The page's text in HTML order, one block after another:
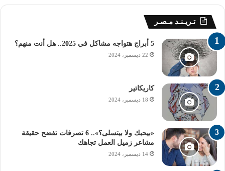
تـريـنـد مـصـر
5 أبراج هتواجه مشاكل في 2025.. هل أنت منهم؟
22 ديسمبر، 2024
كاريكاتير
18 ديسمبر، 2024
«بيحبك ولا بيتسلى؟».. 6 تصرفات تفضح حقيقة
مشاعر زميل العمل تجاهك
14 ديسمبر، 2024